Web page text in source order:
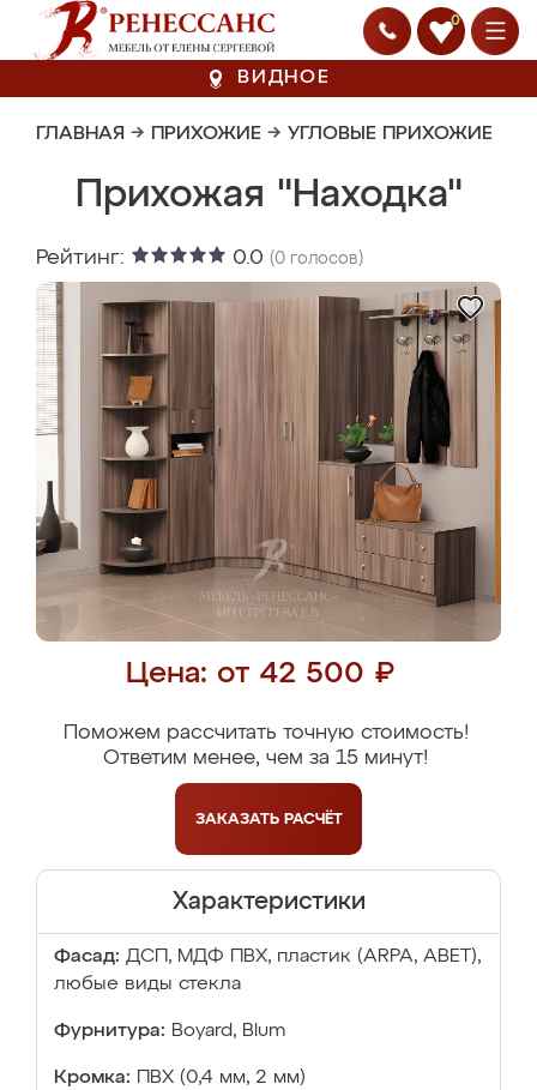
0
ВИДНОЕ
ГЛАВНАЯ → ПРИХОЖИЕ → УГЛОВЫЕ ПРИХОЖИЕ
Прихожая "Находка"
Рейтинг: 0.0 (0 голосов)
Цена: от 42 500 ₽
Поможем рассчитать точную стоимость!
Ответим менее, чем за 15 минут!
ЗАКАЗАТЬ РАСЧЁТ
Характеристики
Фасад: ДСП, МДФ ПВХ, пластик (ARPA, ABET),
любые виды стекла
Фурнитура: Boyard, Blum
Кромка: ПВХ (0,4 мм, 2 мм)